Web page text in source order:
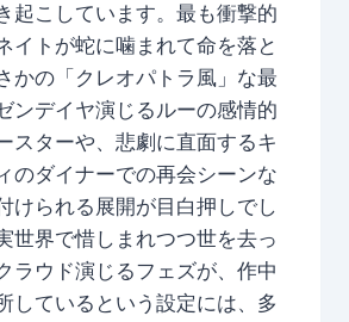
起こしています。最も衝撃的
イトが蛇に噛まれて命を落と
かの「クレオパトラ風」な最
ンデイヤ演じるルーの感情的
スターや、悲劇に直面するキ
のダイナーでの再会シーンな
けられる展開が目白押しでし
世界で惜しまれつつ世を去っ
ラウド演じるフェズが、作中
しているという設定には、多